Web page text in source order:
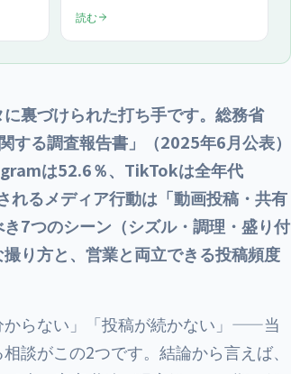
の
ニング解説」「スタッフ・雰囲気」
の型、撮影で見せるべき要素、依頼
450,000円（月4本）で制作します。
読む
裏づけられた打ち手です。総務省
する調査報告書」（2025年6月公表）
は52.6％、TikTokは全年代
るメディア行動は「動画投稿・共有
7つのシーン（シズル・調理・盛り付
り方と、営業と両立できる投稿頻度
からない」「投稿が続かない」——当
談がこの2つです。結論から言えば、